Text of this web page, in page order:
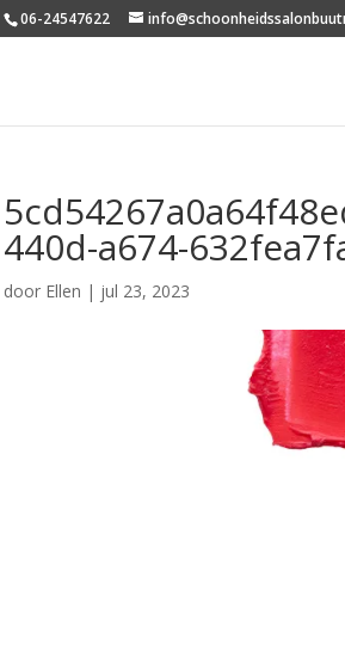
06-24547622
440d-a674-
door Ellen | jul 23, 2023